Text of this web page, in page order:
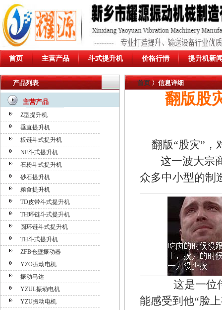
首页 主营产品 斗式提升机 价格行情 提升机新
首页〉信息详细
翻版股
翻版“股灾”，
这一波大宗商
众多中小型的制
这是一位传
能感受到他“脸
产品列表
主营产品
Z型提升机
垂直提升机
板链斗式提升机
NE斗式提升机
石粉斗式提升机
砂石提升机
粮食提升机
TD皮带斗式提升机
TH环链斗式提升机
圆环链斗式提升机
TH斗式提升机
ZFB仓壁振动器
YZO振动电机
振动马达
YZUL振动电机
YZU振动电机